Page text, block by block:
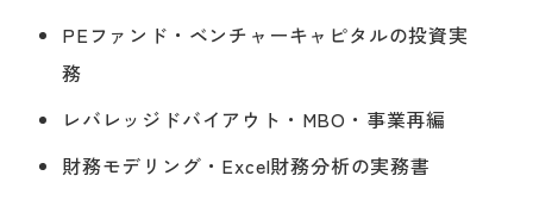
PEファンド・ベンチャーキャピタルの投資実
務
レバレッジドバイアウト・MBO・事業再編
財務モデリング・Excel財務分析の実務書